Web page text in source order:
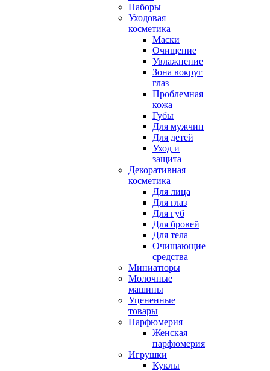
Наборы
Уходовая
косметика
Маски
Очищение
Увлажнение
Зона вокруг
глаз
Проблемная
кожа
Губы
Для мужчин
Для детей
Уход и
защита
Декоративная
косметика
Для лица
Для глаз
Для губ
Для бровей
Для тела
Очищающие
средства
Миниатюры
Молочные
машины
Уцененные
товары
Парфюмерия
Женская
парфюмерия
Игрушки
Куклы